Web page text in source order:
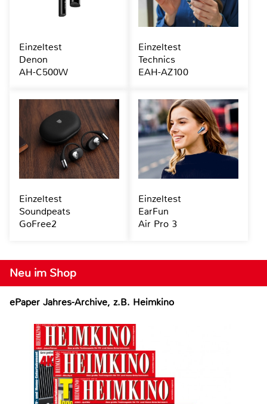
Neu im Shop
ePaper Jahres-Archive, z.B. Heimkino
Einzeltest
Denon
AH-C500W
Einzeltest
Technics
EAH-AZ100
Einzeltest
Soundpeats
GoFree2
Einzeltest
EarFun
Air Pro 3